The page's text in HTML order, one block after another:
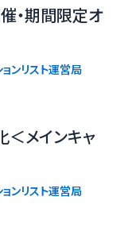
・期間限定オ
ンリスト運営局
＜メインキャ
ンリスト運営局